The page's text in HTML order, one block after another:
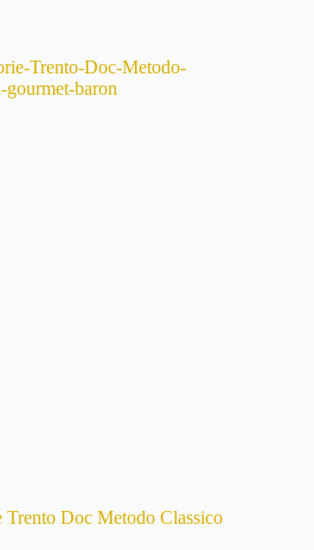
Doc Metodo Classico